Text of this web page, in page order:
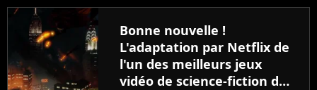
épisode de l'histoire
Bonne nouvelle !
L'adaptation par Netflix de
l'un des meilleurs jeux
vidéo de science-fiction de